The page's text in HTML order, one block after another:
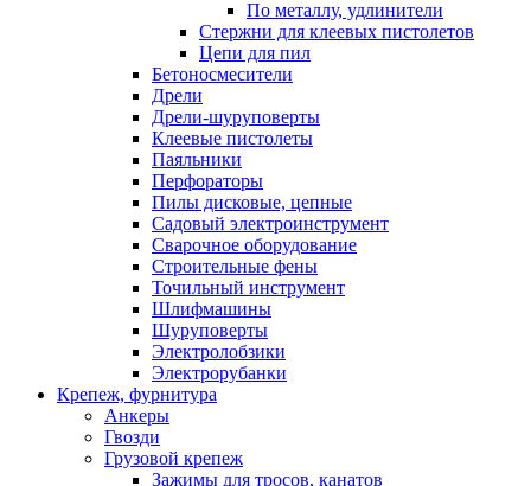
По металлу, удлинители
Стержни для клеевых пистолетов
Цепи для пил
Бетоносмесители
Дрели
Дрели-шуруповерты
Клеевые пистолеты
Паяльники
Перфораторы
Пилы дисковые, цепные
Садовый электроинструмент
Сварочное оборудование
Строительные фены
Точильный инструмент
Шлифмашины
Шуруповерты
Электролобзики
Электрорубанки
Крепеж, фурнитура
Анкеры
Гвозди
Грузовой крепеж
Зажимы для тросов, канатов